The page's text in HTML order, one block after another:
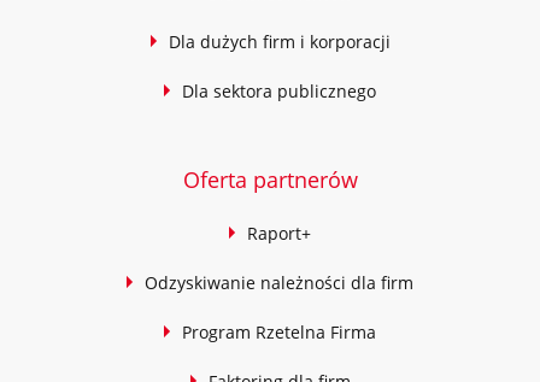
Dla dużych firm i korporacji
Dla sektora publicznego
Oferta partnerów
Raport+
Odzyskiwanie należności dla firm
Program Rzetelna Firma